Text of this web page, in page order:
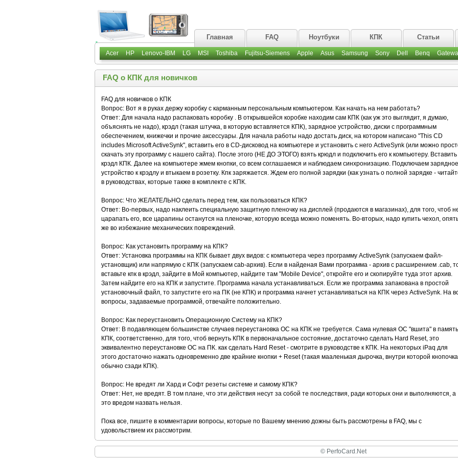
Главная FAQ Ноутбуки КПК Статьи
Acer HP Lenovo-IBM LG MSI Toshiba Fujitsu-Siemens Apple Asus Samsung Sony Dell Benq
FAQ о КПК для новичков
FAQ для новичков о КПК
Вопрос: Вот я в руках держу коробку с карманным персональным компьютером. Как начать на нем работать?
Ответ: Для начала надо распаковать коробку . В открывшейся коробке находим сам КПК (как уж это выглядит, я думаю,
объяснять не надо), крэдл (такая штучка, в которую вставляется КПК), зарядное устройство, диски с программным
обеспечением, книжечки и прочие аксессуары. Для начала работы надо достать диск, на котором написано "This CD
includes Microsoft ActiveSynk", вставить его в CD-дисковод на компьютере и установить с него ActiveSynk (или можно
скачать эту программу с нашего сайта). После этого (НЕ ДО ЭТОГО) взять крюдл и подключить его к компьютеру. Вставить
крэдл КПК. Далее на компьютере жмем кнопки, со всем соглашаемся и наблюдаем синхронизацию. Подключаем зарядное
устройство к крэдлу и втыкаем в розетку. Кпк заряжается. Ждем его полной зарядки (как узнать о полной зарядке -
в руководствах, которые также в комплекте с КПК.
Вопрос: Что ЖЕЛАТЕЛЬНО сделать перед тем, как пользоваться КПК?
Ответ: Во-первых, надо наклеить специальную защитную пленочку на дисплей (продаются в магазинах), для того, чтоб
царапать его, все царапины останутся на пленочке, которую всегда можно поменять. Во-вторых, надо купить чехол,
же во избежание механических повреждений.
Вопрос: Как установить программу на КПК?
Ответ: Установка программы на КПК бывает двух видов: с компьютера через программу ActiveSynk (запускаем файл-
установщик) или напрямую с КПК (запускаем cab-архив). Если в найденая Вами программа - архив с расширением .cab,
вставьте кпк в крэдл, зайдите в Мой компьютер, найдите там "Mobile Device", откройте его и скопируйте туда этот архив.
Затем найдите его на КПК и запустите. Программа начала устанавливаться. Если же программа запакована в простой
установочный файл, то запустите его на ПК (не КПК) и программа начнет устанавливаться на КПК через ActiveSynk. На
вопросы, задаваемые программой, отвечайте положительно.
Вопрос: Как переустановить Операционную Систему на КПК?
Ответ: В подавляющем большинстве случаев переустановка ОС на КПК не требуется. Сама нулевая ОС "вшита" в память
КПК, соответственно, для того, чтоб вернуть КПК в первоначальное состояние, достаточно сделать Hard Reset, это
эквивалентно переустановке ОС на ПК. как сделать Hard Reset - смотрите в руководстве к КПК. На некоторых iPaq для
этого достаточно нажать одновременно две крайние кнопки + Reset (такая мааленькая дырочка, внутри которой
обычно сзади КПК).
Вопрос: Не вредят ли Хард и Софт резеты системе и самому КПК?
Ответ: Нет, не вредят. В том плане, что эти действия несут за собой те последствия, ради которых они и выполняются, а
это вредом назвать нельзя.
Пока все, пишите в комментарии вопросы, которые по Вашему мнению дожны быть рассмотрены в FAQ, мы с
удовольствием их рассмотрим.
© PerfoCard.Net